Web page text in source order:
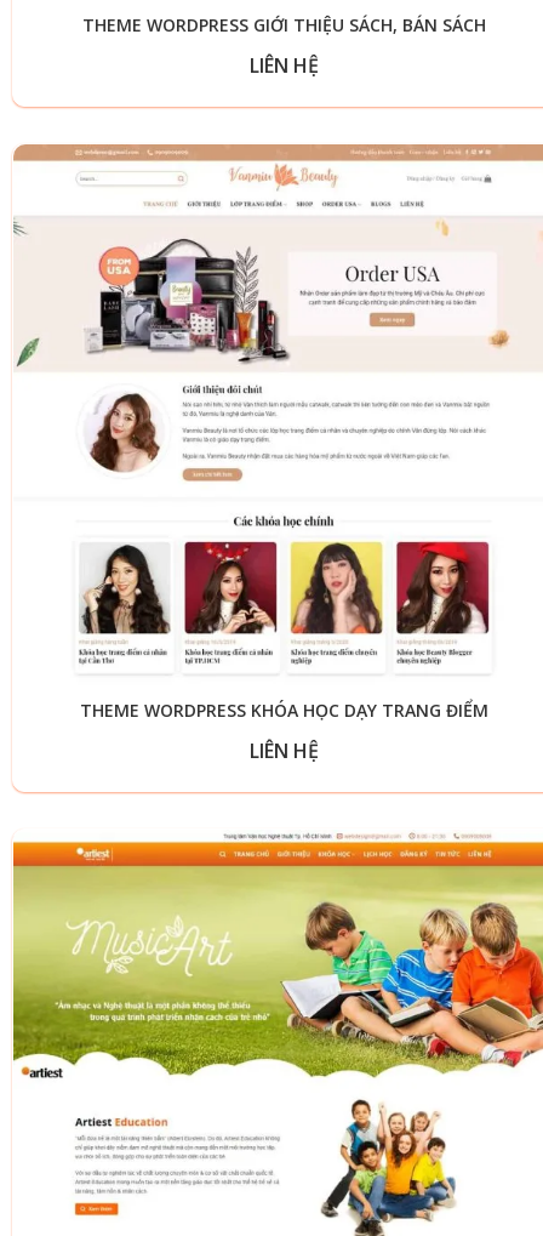
THEME WORDPRESS GIỚI THIỆU SÁCH, BÁN SÁCH
LIÊN HỆ
THEME WORDPRESS KHÓA HỌC DẠY TRANG ĐIỂM
LIÊN HỆ